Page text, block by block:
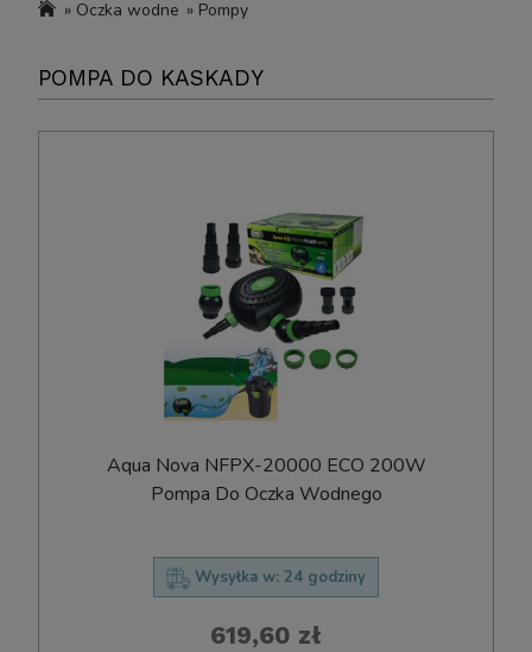
» Oczka wodne » Pompy
POMPA DO KASKADY
Aqua Nova NFPX-20000 ECO 200W
Pompa Do Oczka Wodnego
Wysyłka w: 24 godziny
619,60 zł